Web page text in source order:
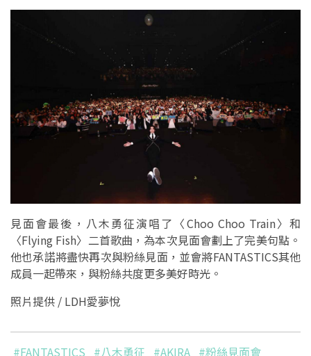
見面會最後，八木勇征演唱了〈Choo Choo Train〉和
〈Flying Fish〉二首歌曲，為本次見面會劃上了完美句點。
他也承諾將盡快再次與粉絲見面，並會將FANTASTICS其他
成員一起帶來，與粉絲共度更多美好時光。
照片提供 / LDH愛夢悅
#FANTASTICS #八木勇征 #AKIRA #粉絲見面會